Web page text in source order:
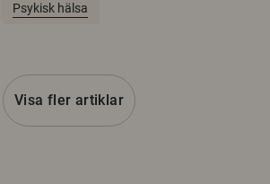
Psykisk hälsa
Visa fler artiklar